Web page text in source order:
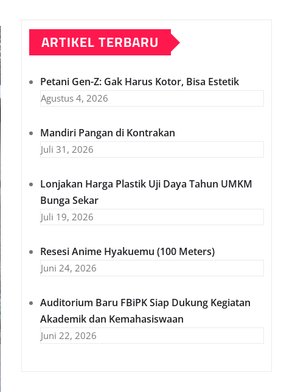
ARTIKEL TERBARU
Petani Gen-Z: Gak Harus Kotor, Bisa Estetik
Agustus 4, 2026
Mandiri Pangan di Kontrakan
Juli 31, 2026
Lonjakan Harga Plastik Uji Daya Tahun UMKM
Bunga Sekar
Juli 19, 2026
Resesi Anime Hyakuemu (100 Meters)
Juni 24, 2026
Auditorium Baru FBiPK Siap Dukung Kegiatan
Akademik dan Kemahasiswaan
Juni 22, 2026